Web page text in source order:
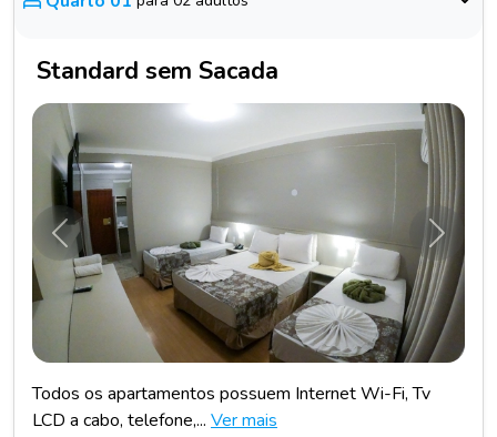
Standard sem Sacada
Anterior
Todos os apartamentos possuem Internet Wi-Fi, Tv
LCD a cabo, telefone,... Ver mais